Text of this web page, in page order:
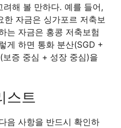
려해 볼 만하다. 예를 들어,
한 자금은 싱가포르 저축보
는 자금은 홍콩 저축보험
게 하면 통화 분산(SGD +
증 중심 + 성장 중심)을
스트
음 사항을 반드시 확인하